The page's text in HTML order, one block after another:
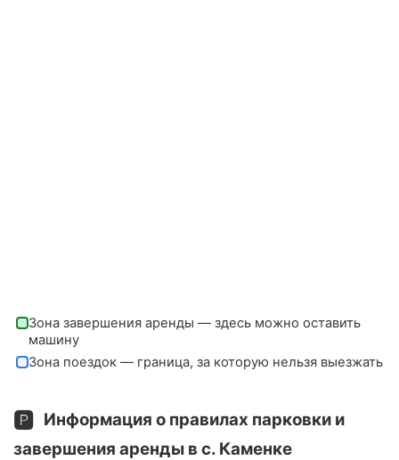
Зона завершения аренды — здесь можно оставить
машину
Зона поездок — граница, за которую нельзя выезжать
🅿️ Информация о правилах парковки и
завершения аренды в с. Каменке